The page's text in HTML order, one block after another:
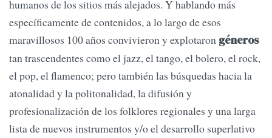
humanos de los sitios más alejados. Y hablando más
específicamente de contenidos, a lo largo de esos
maravillosos 100 años convivieron y explotaron géneros
tan trascendentes como el jazz, el tango, el bolero, el rock,
el pop, el flamenco; pero también las búsquedas hacia la
atonalidad y la politonalidad, la difusión y
profesionalización de los folklores regionales y una larga
lista de nuevos instrumentos y/o el desarrollo superlativo